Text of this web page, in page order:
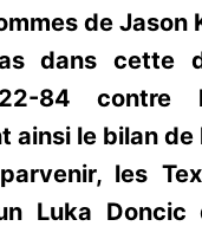
de Jason
dans cette
84 contre
ainsi le bilan de
les
Luka Doncic